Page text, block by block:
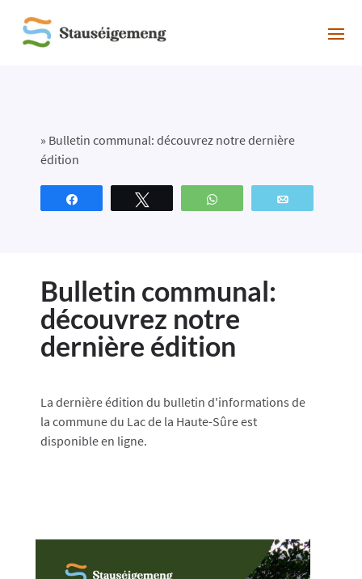
» Bulletin communal: découvrez notre dernière
édition
WhatsApp
Bulletin communal:
découvrez notre
dernière édition
La dernière édition du bulletin d'informations de
la commune du Lac de la Haute-Sûre est
disponible en ligne.